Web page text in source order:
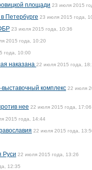
площади 23 июля 2015
Петербурге 23 июля 2015 года,
23 июля 2015 года, 10:36
2015 года, 10:20
года, 10:00
наказана 22 июля 2015 года,
комплекс 22 июля
нее 22 июля 2015 года, 17:06
2015 года, 14:44
22 июля 2015 года,
Руси 22 июля 2015 года, 13:26
12:35